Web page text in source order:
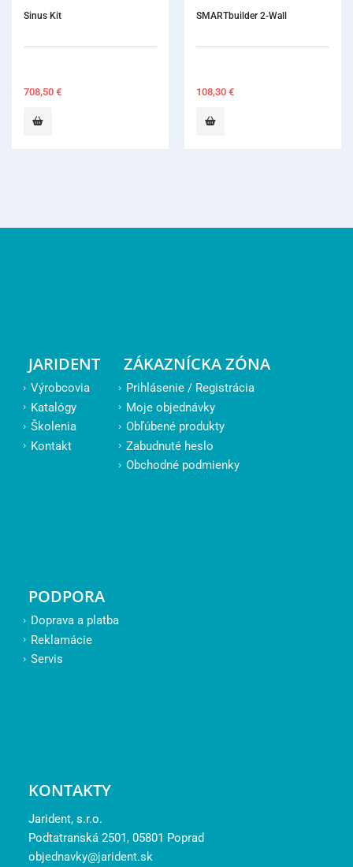
SMARTbuilder 2-Wall
108,30€
JARIDENT
Výrobcovia
Katalógy
Školenia
Kontakt
ZÁKAZNÍCKA ZÓNA
Prihlásenie / Registrácia
Moje objednávky
Obľúbené produkty
Zabudnuté heslo
Obchodné podmienky
PODPORA
Doprava a platba
Reklamácie
Servis
KONTAKTY
Jarident, s.r.o.
Podtatranská 2501, 05801 Poprad
objednavky@jarident.sk